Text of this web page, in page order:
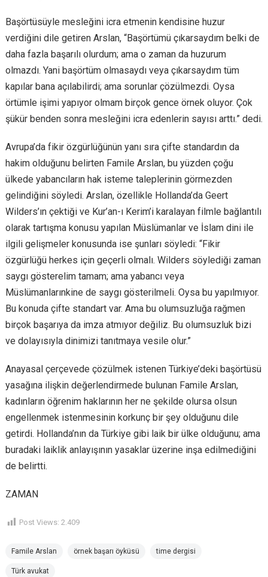
Başörtüsüyle mesleğini icra etmenin kendisine huzur
verdiğini dile getiren Arslan, “Başörtümü çıkarsaydım belki de
daha fazla başarılı olurdum; ama o zaman da huzurum
olmazdı. Yani başörtüm olmasaydı veya çıkarsaydım tüm
kapılar bana açılabilirdi; ama sorunlar çözülmezdi. Oysa
örtümle işimi yapıyor olmam birçok gence örnek oluyor. Çok
şükür benden sonra mesleğini icra edenlerin sayısı arttı.” dedi.
Avrupa’da fikir özgürlüğünün yanı sıra çifte standardın da
hakim olduğunu belirten Famile Arslan, bu yüzden çoğu
ülkede yabancıların hak isteme taleplerinin görmezden
gelindiğini söyledi. Arslan, özellikle Hollanda’da Geert
Wilders’ın çektiği ve Kur’an-ı Kerim’i karalayan filmle bağlantılı
olarak tartışma konusu yapılan Müslümanlar ve İslam dini ile
ilgili gelişmeler konusunda ise şunları söyledi: “Fikir
özgürlüğü herkes için geçerli olmalı. Wilders söylediği zaman
saygı gösterelim tamam; ama yabancı veya
Müslümanlarınkine de saygı gösterilmeli. Oysa bu yapılmıyor.
Bu konuda çifte standart var. Ama bu olumsuzluğa rağmen
birçok başarıya da imza atmıyor değiliz. Bu olumsuzluk bizi
ve dolayısıyla dinimizi tanıtmaya vesile olur.”
Anayasal çerçevede çözülmek istenen Türkiye’deki başörtüsü
yasağına ilişkin değerlendirmede bulunan Famile Arslan,
kadınların öğrenim haklarının her ne şekilde olursa olsun
engellenmek istenmesinin korkunç bir şey olduğunu dile
getirdi. Hollanda’nın da Türkiye gibi laik bir ülke olduğunu; ama
buradaki laiklik anlayışının yasaklar üzerine inşa edilmediğini
de belirtti.
ZAMAN
Post Views: 2.409
Famile Arslan örnek başarı öyküsü time dergisi
Türk avukat